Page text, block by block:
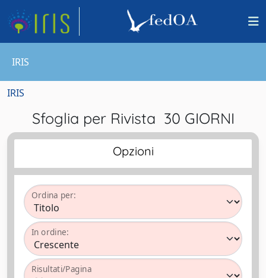
IRIS
IRIS
Sfoglia per Rivista 30 GIORNI
Opzioni
Ordina per:
In ordine:
Risultati/Pagina